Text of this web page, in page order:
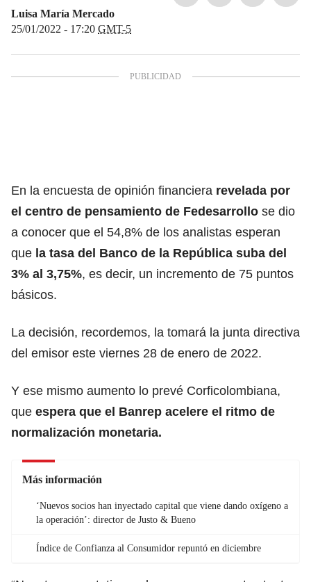
Luisa María Mercado
25/01/2022 - 17:20 GMT-5
En la encuesta de opinión financiera revelada por
el centro de pensamiento de Fedesarrollo se dio
a conocer que el 54,8% de los analistas esperan
que la tasa del Banco de la República suba del
3% al 3,75%, es decir, un incremento de 75 puntos
básicos.
La decisión, recordemos, la tomará la junta directiva
del emisor este viernes 28 de enero de 2022.
Y ese mismo aumento lo prevé Corficolombiana,
que espera que el Banrep acelere el ritmo de
normalización monetaria.
Más información
‘Nuevos socios han inyectado capital que viene dando oxígeno a
la operación’: director de Justo & Bueno
Índice de Confianza al Consumidor repuntó en diciembre